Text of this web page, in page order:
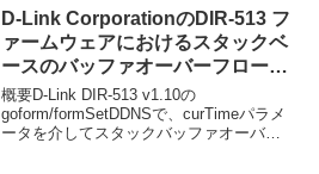
とが可能です。攻撃者...
D-Link CorporationのDIR-513 フ
ァームウェアにおけるスタックベ
ースのバッファオーバーフローの
脆弱性
概要D-Link DIR-513 v1.10の
goform/formSetDDNSで、curTimeパラメ
ータを介してスタックバッファオーバー